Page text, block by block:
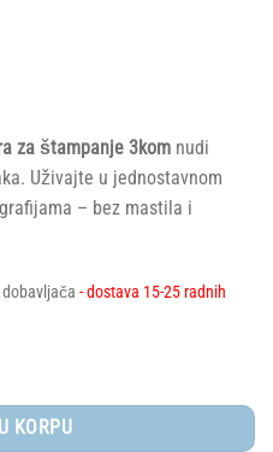
za štampanje 3kom nudi
Uživajte u jednostavnom
– bez mastila i
- dostava 15-25 radnih
3 kom količina
KORPU